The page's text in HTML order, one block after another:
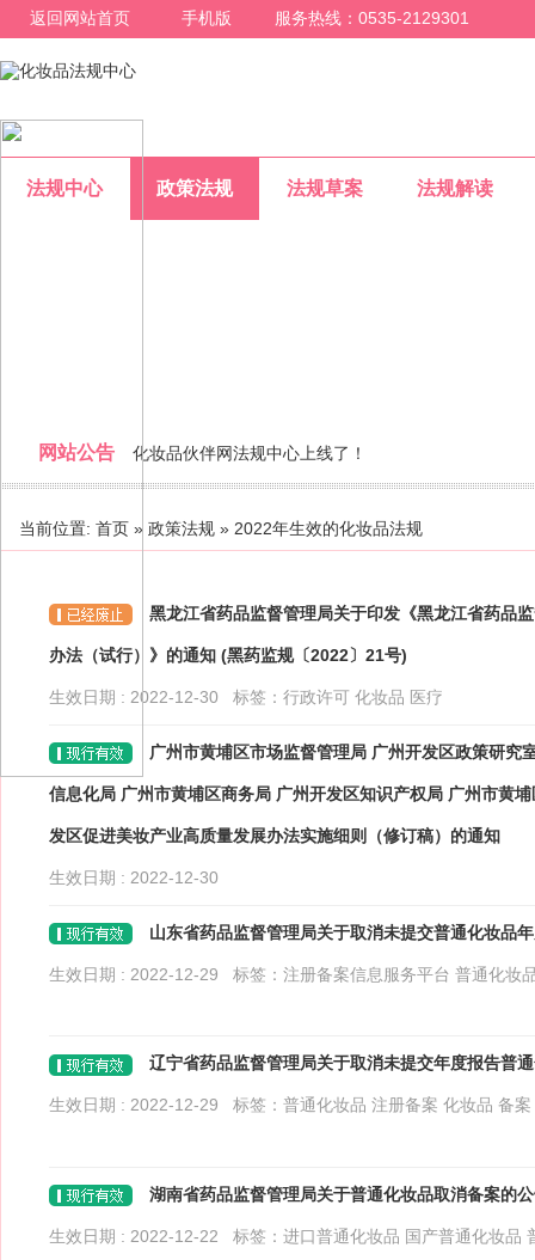
返回网站首页 手机版 服务热线：0535-2129301
法规中心 政策法规 法规草案 法规解读
网站公告 化妆品伙伴网法规中心上线了！
当前位置: 首页 » 政策法规 » 2022年生效的化妆品法规
黑龙江省药品监督管理局关于印发《黑龙江省药品
办法（试行）》的通知 (黑药监规〔2022〕21号)
生效日期 : 2022-12-30 标签： 行政许可 化妆品 医疗
广州市黄埔区市场监督管理局 广州开发区政策研究
信息化局 广州市黄埔区商务局 广州开发区知识产权局 广州市黄
发区促进美妆产业高质量发展办法实施细则（修订稿）的通知
生效日期 : 2022-12-30
山东省药品监督管理局关于取消未提交普通化妆品
生效日期 : 2022-12-29 标签： 注册备案信息服务平台 普通化妆
辽宁省药品监督管理局关于取消未提交年度报告普
生效日期 : 2022-12-29 标签： 普通化妆品 注册备案 化妆品 备案
湖南省药品监督管理局关于普通化妆品取消备案的
生效日期 : 2022-12-22 标签： 进口普通化妆品 国产普通化妆品